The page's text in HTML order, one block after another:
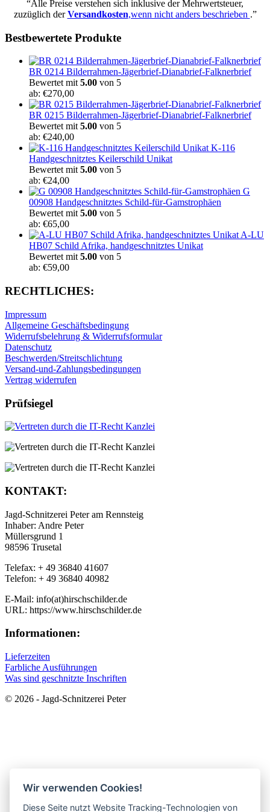
Wir verwenden Cookies!
Diese Seite nutzt Website Tracking-Technologien von
“Alle Preise verstehen sich inklusive der Mehrwertsteuer,
zuzüglich derVersandkosten,wenn nicht anders beschrieben .”
Bestbewertete Produkte
BR 0214 Bilderrahmen-Jägerbrief-Dianabrief-Falknerbrief
Bewertet mit 5.00 von 5
ab: €270,00
BR 0215 Bilderrahmen-Jägerbrief-Dianabrief-Falknerbrief
Bewertet mit 5.00 von 5
ab: €240,00
K-116
Handgeschnitztes Keilerschild Unikat
Bewertet mit 5.00 von 5
ab: €24,00
G
00908 Handgeschnitztes Schild-für-Gamstrophäen
Bewertet mit 5.00 von 5
ab: €65,00
A-LU
HB07 Schild Afrika, handgeschnitztes Unikat
Bewertet mit 5.00 von 5
ab: €59,00
RECHTLICHES:
Impressum
Allgemeine Geschäftsbedingung
Widerrufsbelehrung & Widerrufsformular
Datenschutz
Beschwerden/Streitschlichtung
Versand-und-Zahlungsbedingungen
Vertrag widerrufen
Prüfsiegel
KONTAKT:
Jagd-Schnitzerei Peter am Rennsteig
Inhaber: Andre Peter
Müllersgrund 1
98596 Trusetal
Telefax: + 49 36840 41607
Telefon: + 49 36840 40982
E-Mail: info(at)hirschschilder.de
URL: https://www.hirschschilder.de
Informationen:
Lieferzeiten
Farbliche Ausführungen
Was sind geschnitzte Inschriften
© 2026 - Jagd-Schnitzerei Peter